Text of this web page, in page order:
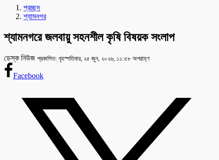
প্রচ্ছদ
শ্যামনগর
শ্যামনগরে জলবায়ু সহনশীল কৃষি বিষয়ক সংলাপ
ডেস্ক নিউজ প্রকাশিত: বৃহস্পতিবার, ২৫ জুন, ২০২৬, ১১:৫৮ অপরাহ্ণ
Facebook